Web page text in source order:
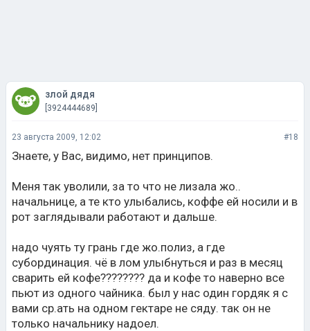
злой дядя
[3924444689]
23 августа 2009, 12:02 #18
Знаете, у Вас, видимо, нет принципов.
Меня так уволили, за то что не лизала жо..
начальнице, а те кто улыбались, коффе ей носили и в
рот заглядывали работают и дальше.
надо чуять ту грань где жо.полиз, а где
субординация. чё в лом улыбнуться и раз в месяц
сварить ей кофе???????? да и кофе то наверно все
пьют из одного чайника. был у нас один гордяк я с
вами ср.ать на одном гектаре не сяду. так он не
только начальнику надоел.